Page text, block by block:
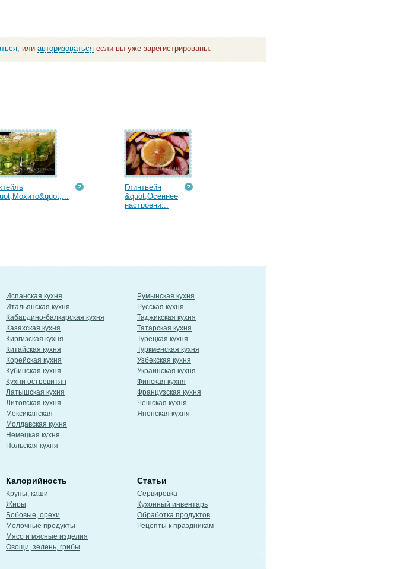
, или авторизоваться если вы уже зарегистрированы.
Глинтвейн
&quot;Осеннее
настроени...
Испанская кухня
Итальянская кухня
Кабардино-балкарская кухня
Казахская кухня
Киргизская кухня
Китайская кухня
Корейская кухня
Кубинская кухня
Кухни островитян
Латышская кухня
Литовская кухня
Мексиканская
Молдавская кухня
Немецкая кухня
Польская кухня
Румынская кухня
Русская кухня
Таджикская кухня
Татарская кухня
Турецкая кухня
Туркменская кухня
Узбекская кухня
Украинская кухня
Финская кухня
Французская кухня
Чешская кухня
Японская кухня
Калорийность
Крупы, каши
Жиры
Бобовые, орехи
Молочные продукты
Мясо и мясные изделия
Овощи, зелень, грибы
Статьи
Сервировка
Кухонный инвентарь
Обработка продуктов
Рецепты к праздникам